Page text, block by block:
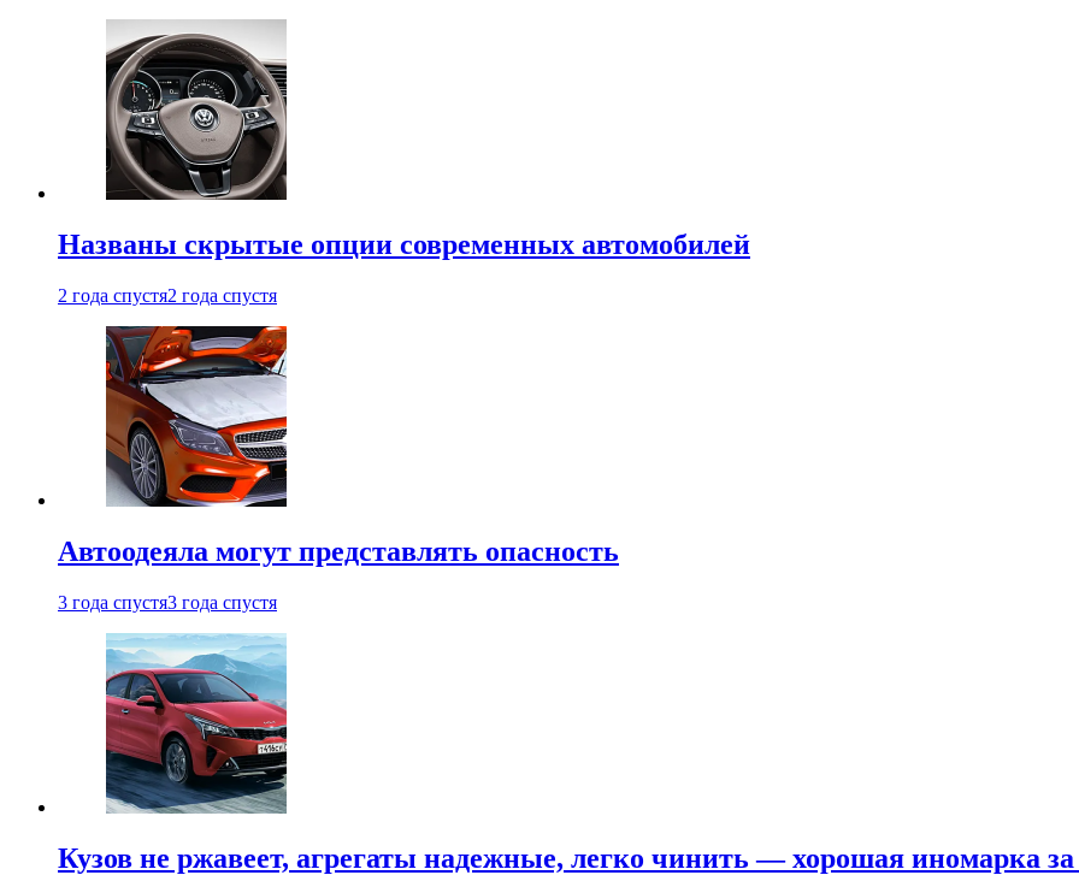
Названы скрытые опции современных автомобилей
2 года спустя2 года спустя
Автоодеяла могут представлять опасность
3 года спустя3 года спустя
Кузов не ржавеет, агрегаты надежные, легко чинить — хорошая иномарка за